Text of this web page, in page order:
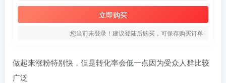
立即购买
您当前未登录！建议登陆后购买，可保存购买订单
做起来涨粉特别快，但是转化率会低一点因为受众人群比较
广泛